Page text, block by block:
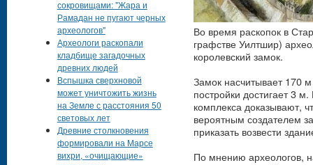
Во время раскопок в
графстве Уилтшир)
королевский замок.
Замок насчитывает 170
постройки достигает 3
комплекса доказывают,
вероятным создателем
приказать возвести
По мнению археологов,
сокровищами: "Жара и
Рамадан не пугают черных
археологов"
Археологи раскопали
кладбище загадочных
древних людей
Вспышка сверхновой
может уничтожить жизнь
на Земле с расстояния 50
световых лет
Древние столкновения
формировали на Марсе
вихри, «очищающие»